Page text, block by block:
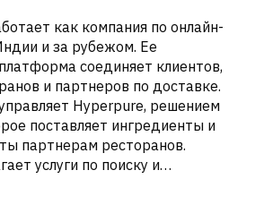
как компания по онлайн-
и за рубежом. Ее
соединяет клиентов,
и партнеров по доставке.
Hyperpure, решением
поставляет ингредиенты и
партнерам ресторанов.
услуги по поиску и